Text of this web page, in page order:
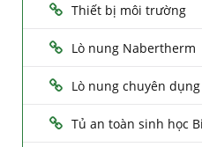
Thiết bị môi trường
Lò nung Nabertherm
Lò nung chuyên dụng
Tủ an toàn sinh học